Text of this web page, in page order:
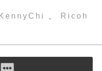
KennyChi Ricoh